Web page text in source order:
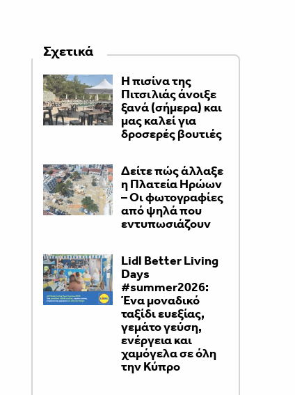
Σχετικά
Η πισίνα της
Πιτσιλιάς άνοιξε
ξανά (σήμερα) και
μας καλεί για
δροσερές βουτιές
Δείτε πώς άλλαξε
η Πλατεία Ηρώων
– Οι φωτογραφίες
από ψηλά που
εντυπωσιάζουν
Lidl Better Living
Days
#summer2026:
Ένα μοναδικό
ταξίδι ευεξίας,
γεμάτο γεύση,
ενέργεια και
χαμόγελα σε όλη
την Κύπρο